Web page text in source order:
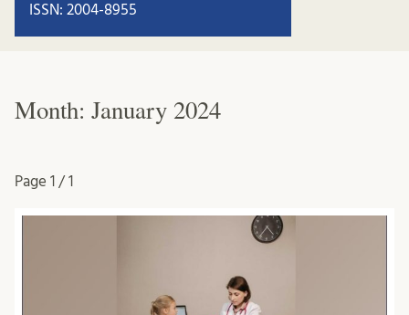
ISSN: 2004-8955
Month: January 2024
Page 1 / 1